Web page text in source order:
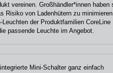
vereinen. Großhändler*innen haben
Risiko von Ladenhütern zu
der Produktfamilien CoreLine
passende Leuchte im Angebot.
Mini-Schalter ganz einfach